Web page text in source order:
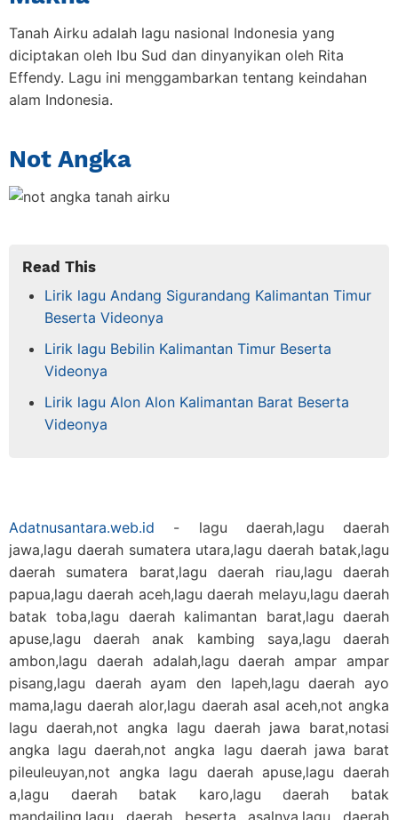
Tanah Airku adalah lagu nasional Indonesia yang
diciptakan oleh Ibu Sud dan dinyanyikan oleh Rita
Effendy. Lagu ini menggambarkan tentang keindahan
alam Indonesia.
Not Angka
Read This
Lirik lagu Andang Sigurandang Kalimantan Timur
Beserta Videonya
Lirik lagu Bebilin Kalimantan Timur Beserta
Videonya
Lirik lagu Alon Alon Kalimantan Barat Beserta
Videonya
Adatnusantara.web.id - lagu daerah,lagu daerah
jawa,lagu daerah sumatera utara,lagu daerah batak,lagu
daerah sumatera barat,lagu daerah riau,lagu daerah
papua,lagu daerah aceh,lagu daerah melayu,lagu daerah
batak toba,lagu daerah kalimantan barat,lagu daerah
apuse,lagu daerah anak kambing saya,lagu daerah
ambon,lagu daerah adalah,lagu daerah ampar ampar
pisang,lagu daerah ayam den lapeh,lagu daerah ayo
mama,lagu daerah alor,lagu daerah asal aceh,not angka
lagu daerah,not angka lagu daerah jawa barat,notasi
angka lagu daerah,not angka lagu daerah jawa barat
pileuleuyan,not angka lagu daerah apuse,lagu daerah
a,lagu daerah batak karo,lagu daerah batak
mandailing,lagu daerah beserta asalnya,lagu daerah